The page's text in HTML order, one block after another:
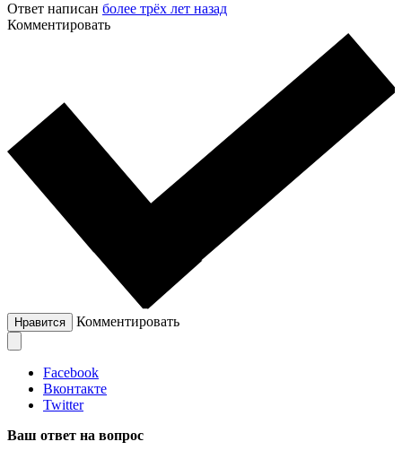
Ответ написан более трёх лет назад
Комментировать
Нравится Комментировать
Facebook
Вконтакте
Twitter
Ваш ответ на вопрос